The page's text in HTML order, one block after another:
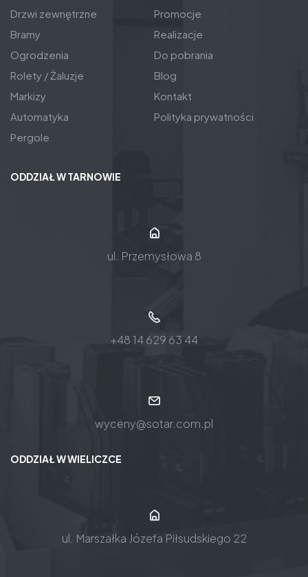
Drzwi zewnętrzne
Bramy
Ogrodzenia
Rolety / Żaluzje
Markizy
Automatyka
Pergole
Promocje
Realizacje
Do pobrania
Blog
Kontakt
Polityka prywatności
ODDZIAŁ W TARNOWIE
ul. Przemysłowa 8
+48 14 629 63 44
wyceny@sotar.com.pl
ODDZIAŁ W WIELICZCE
ul. Marszałka Józefa Piłsudskiego 22